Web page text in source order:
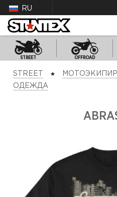
RU
STREET OFFROAD
STREET
ОДЕЖДА